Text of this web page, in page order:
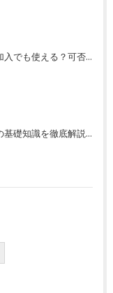
弁護士特約は事故後に加入でも使える？可否と確認手順で損しない攻略ガイド
事故の慰謝料とは何かの基礎知識を徹底解説！